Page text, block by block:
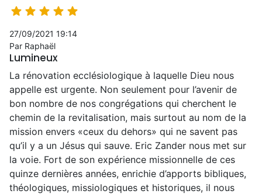
    
27/09/2021 19:14
Par Raphaël
Lumineux
La rénovation ecclésiologique à laquelle Dieu nous
appelle est urgente. Non seulement pour l’avenir de
bon nombre de nos congrégations qui cherchent le
chemin de la revitalisation, mais surtout au nom de la
mission envers «ceux du dehors» qui ne savent pas
qu’il y a un Jésus qui sauve. Eric Zander nous met sur
la voie. Fort de son expérience missionnelle de ces
quinze dernières années, enrichie d’apports bibliques,
théologiques, missiologiques et historiques, il nous